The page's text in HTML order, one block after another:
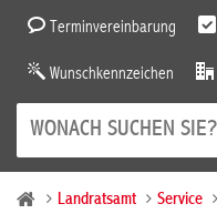
Terminvereinbarung
Wunschkennzeichen
Landratsamt Service